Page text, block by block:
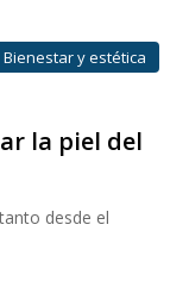
Bienestar y estética
la piel del
desde el